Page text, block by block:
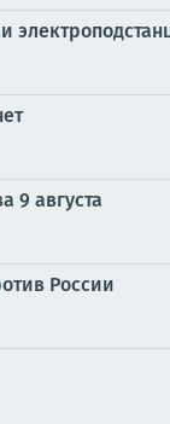
9 августа
России